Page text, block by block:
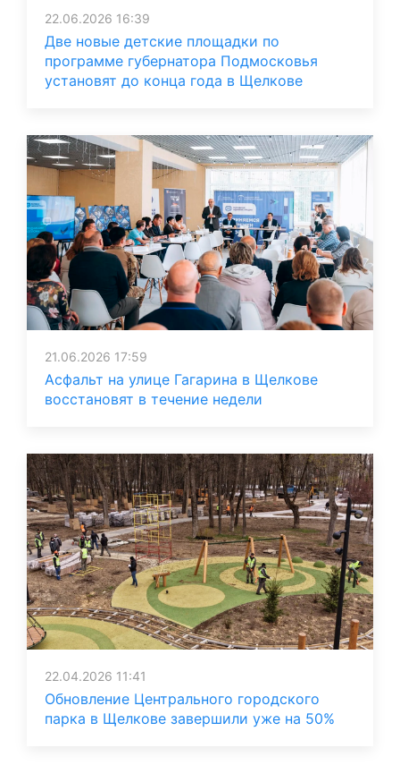
22.06.2026 16:39
Две новые детские площадки по
программе губернатора Подмосковья
установят до конца года в Щелкове
21.06.2026 17:59
Асфальт на улице Гагарина в Щелкове
восстановят в течение недели
22.04.2026 11:41
Обновление Центрального городского
парка в Щелкове завершили уже на 50%